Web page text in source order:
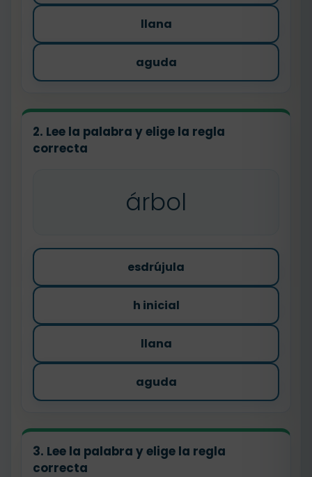
llana
aguda
2. Lee la palabra y elige la regla
correcta
árbol
esdrújula
h inicial
llana
aguda
3. Lee la palabra y elige la regla
correcta